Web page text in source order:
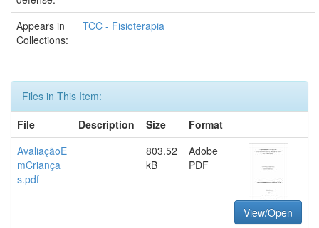
Appears in
Collections:
TCC - Fisioterapia
Files in This Item:
File
Description Size
Format
AvaliaçãoE
mCriança
s.pdf
803.52
kB
Adobe
PDF
View/Open